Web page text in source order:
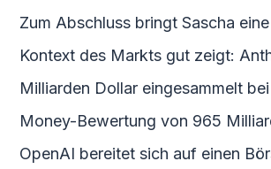
Zum Abschluss bringt Sascha
Kontext des Markts gut zeigt:
Milliarden Dollar eingesammelt
Money-Bewertung von 965
OpenAI bereitet sich auf einen